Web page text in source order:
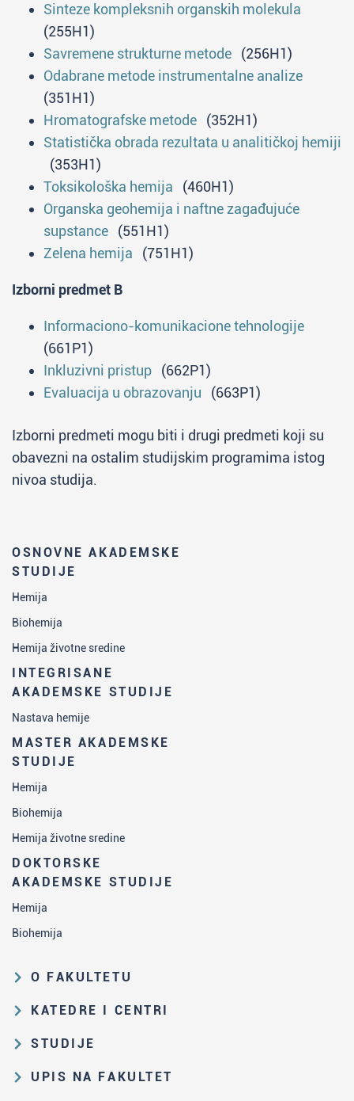
OSNOVNE AKADEMSKE
STUDIJE
Hemija
Biohemija
Hemija životne sredine
INTEGRISANE
AKADEMSKE STUDIJE
Nastava hemije
MASTER AKADEMSKE
STUDIJE
Hemija
Biohemija
Hemija životne sredine
DOKTORSKE
AKADEMSKE STUDIJE
Hemija
Biohemija
O FAKULTETU
Obrazovna i naučna delatnost
struktura
Zakon o visokom obrazovanju i
KATEDRE I CENTRI
Katedra za analitičku hemiju
Katedra za nastavu hemije
STUDIJE
Put studiranja na HF
UPIS NA FAKULTET
Sinteze kompleksnih organskih molekula
(255H1)
Savremene strukturne metode (256H1)
Odabrane metode instrumentalne analize
(351H1)
Hromatografske metode (352H1)
Statistička obrada rezultata u analitičkoj hemiji
(353H1)
Toksikološka hemija (460H1)
Organska geohemija i naftne zagađujuće
supstance (551H1)
Zelena hemija (751H1)
Izborni predmet B
Informaciono-komunikacione tehnologije
(661P1)
Inkluzivni pristup (662P1)
Evaluacija u obrazovanju (663P1)
Izborni predmeti mogu biti i drugi predmeti koji su
obavezni na ostalim studijskim programima istog
nivoa studija.